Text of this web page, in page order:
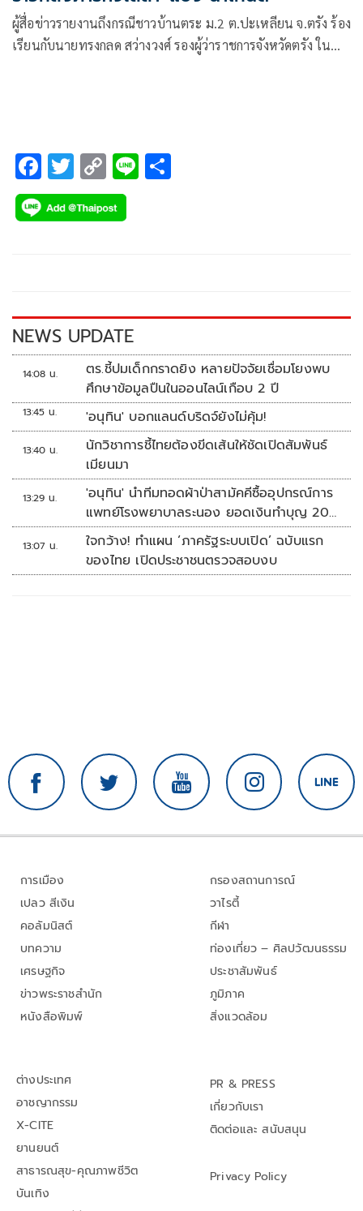
ผู้สื่อข่าวรายงานถึงกรณีชาวบ้านตระ ม.2 ต.ปะเหลียน จ.ตรัง ร้อง
เรียนกับนายทรงกลด สว่างวงศ์ รองผู้ว่าราชการจังหวัดตรัง ใน
F
ac
e
k
T
wi
tt
C
o
p
k
Li
NEWS UPDATE
14:08 น.
ตร.ชี้ปมเด็กกราดยิง หลายปัจจัยเชื่อมโยงพบ
ศึกษาข้อมูลปืนในออนไลน์เกือบ 2 ปี
13:45 น. 'อนุทิน' บอกแลนด์บริดจ์ยังไม่คุ้ม!
13:40 น.
นักวิชาการชี้ไทยต้องขีดเส้นให้ชัดเปิดสัมพันธ์
เมียนมา
13:29 น.
'อนุทิน' นำทีมทอดผ้าป่าสามัคคีซื้ออุปกรณ์การ
แพทย์โรงพยาบาลระนอง ยอดเงินทำบุญ 20
ล้านบาท
13:07 น.
ใจกว้าง! ทำแผน ‘ภาครัฐระบบเปิด’ ฉบับแรก
ของไทย เปิดประชาชนตรวจสอบงบ
การเมือง
เปลว สีเงิน
คอลัมนิสต์
บทความ
เศรษฐกิจ
ข่าวพระราชสำนัก
หนังสือพิมพ์
กรองสถานการณ์
วาไรตี้
กีฬา
ท่องเที่ยว – ศิลปวัฒนธรรม
ประชาสัมพันธ์
ภูมิภาค
สิ่งแวดล้อม
ต่างประเทศ
อาชญากรรม
X-CITE
ยานยนต์
สาธารณสุข-คุณภาพชีวิต
บันเทิง
PR & PRESS
เกี่ยวกับเรา
ติดต่อและ สนับสนุน
Privacy Policy